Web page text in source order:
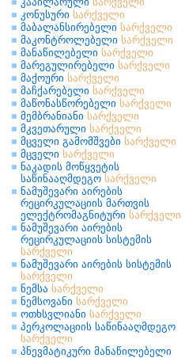
კონუსური სარქველი
მაბალანსირებელი სარქველი
მაკონტროლებელი სარქველი
მანაწილებელი სარქველი
მარეგულირებელი სარქველი
მაქოური სარქველი
მაჩქარებელი სარქველი
მაწონასწორებელი სარქველი
მემბრანიანი სარქველი
მკვეთარული სარქველი
მცველი გამომშვები სარქველი
მცველი სარქველი
ნაკადის მოწყვეტის
საწინააღმდეგო სარქველი
ნამუშევარი აირების
რეცირკულაციის მართვის
ელექტრომაგნიტური სარქველი
ნამუშევარი აირების
რეცირკულაციის სისტემის
სარქველი
ნამუშევარი აირების სისტემის
სარქველი
ნემსა სარქველი
ნემსოვანი სარქველი
ოთხსვლიანი სარქველი
პერკოლაციის საწინააღმდეგო
სარქველი
პნევმატიკური მანაწილებელი